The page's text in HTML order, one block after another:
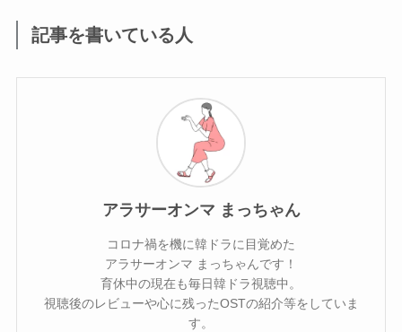
記事を書いている人
アラサーオンマ まっちゃん
コロナ禍を機に韓ドラに目覚めた
アラサーオンマ まっちゃんです！
育休中の現在も毎日韓ドラ視聴中。
視聴後のレビューや心に残ったOSTの紹介等をしていま
す。